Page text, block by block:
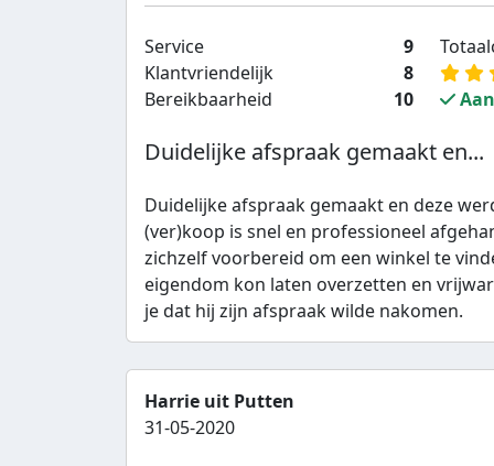
Service
9
Klantvriendelijk
8
Bereikbaarheid
10
Duidelijke afspraak gemaakt en...
Duidelijke afspraak gemaakt en deze
(ver)koop is snel en professioneel
zichzelf voorbereid om een winkel te
eigendom kon laten overzetten en
je dat hij zijn afspraak wilde nakomen.
Harrie uit Putten
31-05-2020